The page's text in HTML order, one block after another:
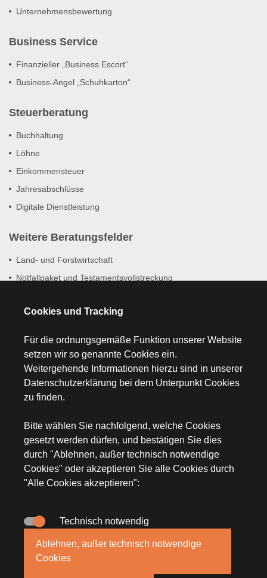
Unternehmensbewertung
Business Service
Finanzieller „Business Escort“
Business-Angel „Schuhkarton“
Steuerberatung
Buchhaltung
Löhne
Einkommensteuer
Jahresabschlüsse
Digitale Dienstleistung
Weitere Beratungsfelder
Land- und Forstwirtschaft
Notfallpaket und Testamentsvollstreckung
Startseite
Impressum
Datenschutz
97318 Kitzingen, E-Mail:steuerkanzlei(at)stb-segerer-
duechs.de
Cookies und Tracking
Für die ordnungsgemäße Funktion unserer Website
setzen wir so genannte Cookies ein.
Weitergehende Informationen hierzu sind in unserer
Datenschutzerklärung bei dem Unterpunkt Cookies
zu finden.
Bitte wählen Sie nachfolgend, welche Cookies
gesetzt werden dürfen, und bestätigen Sie dies
durch "Ablehnen, außer technisch notwendige
Cookies" oder akzeptieren Sie alle Cookies durch
"Alle Cookies akzeptieren":
Technisch notwendig
Ablehnen, außer technisch notwendige
Cookies